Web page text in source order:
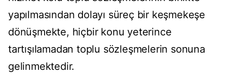
yapılmasından dolayı süreç bir keşmekeşe
dönüşmekte, hiçbir konu yeterince
tartışılamadan toplu sözleşmelerin sonuna
gelinmektedir.